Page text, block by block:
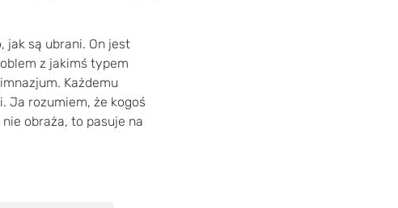
jak są ubrani. On jest
z jakimś typem
Każdemu
Ja rozumiem, że kogoś
obraża, to pasuje na